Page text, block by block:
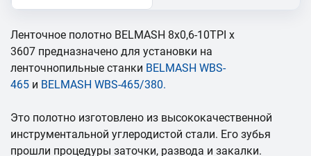
Ленточное полотно BELMASH 8x0,6-10TPI x
3607 предназначено для установки на
ленточнопильные станки BELMASH WBS-
465 и BELMASH WBS-465/380.
Это полотно изготовлено из высококачественной
инструментальной углеродистой стали. Его зубья
прошли процедуры заточки, развода и закалки.